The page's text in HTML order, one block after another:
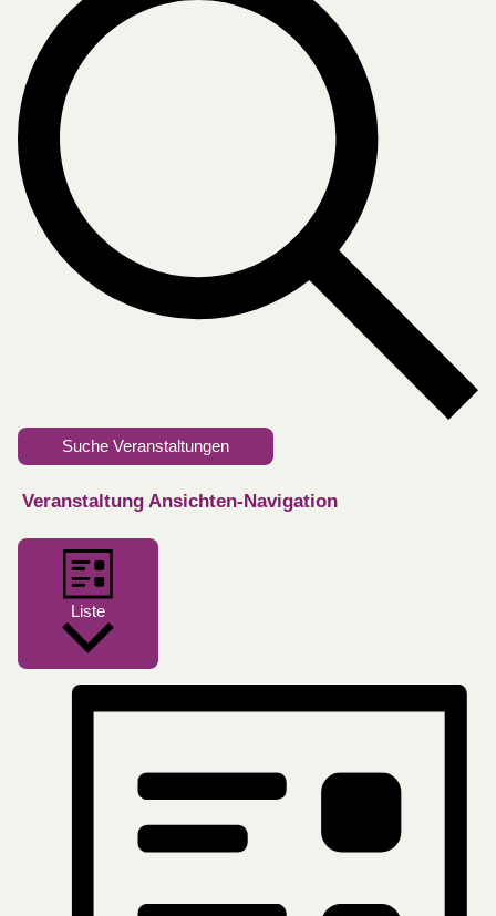
Suche Veranstaltungen
Veranstaltung Ansichten-Navigation
Liste